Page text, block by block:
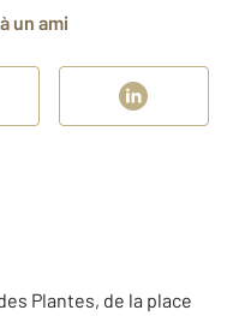
un ami
Plantes, de la place